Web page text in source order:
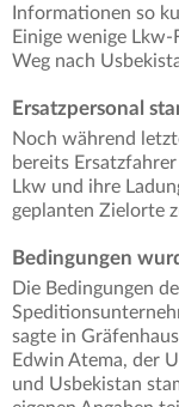
Informationen so
Einige wenige
Weg nach
Ersatzpersonal
Noch während
bereits
Lkw und ihre
geplanten Zielorte
Bedingungen
Die Bedingungen
sagte in
Edwin Atema, der
und Usbekistan